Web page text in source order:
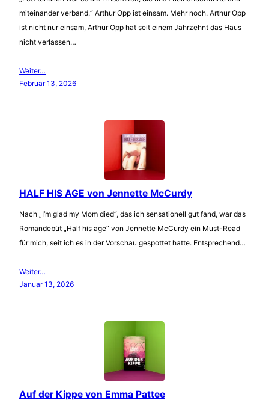
miteinander verband.“ Arthur Opp ist einsam. Mehr noch. Arthur Opp
ist nicht nur einsam, Arthur Opp hat seit einem Jahrzehnt das Haus
nicht verlassen…
Weiter…
Februar 13, 2026
HALF HIS AGE von Jennette McCurdy
Nach „I‘m glad my Mom died“, das ich sensationell gut fand, war das
Romandebüt „Half his age“ von Jennette McCurdy ein Must-Read
für mich, seit ich es in der Vorschau gespottet hatte. Entsprechend…
Weiter…
Januar 13, 2026
Auf der Kippe von Emma Pattee